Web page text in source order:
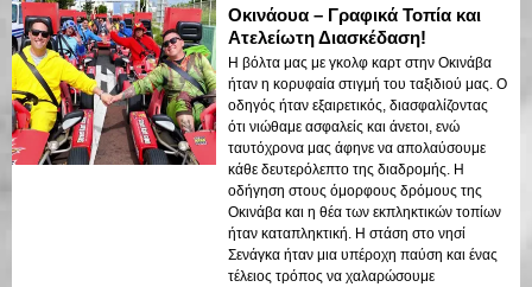
Οκινάουα – Γραφικά Τοπία και
Ατελείωτη Διασκέδαση!
Η βόλτα μας με γκολφ καρτ στην Οκινάβα
ήταν η κορυφαία στιγμή του ταξιδιού μας. Ο
οδηγός ήταν εξαιρετικός, διασφαλίζοντας
ότι νιώθαμε ασφαλείς και άνετοι, ενώ
ταυτόχρονα μας άφηνε να απολαύσουμε
κάθε δευτερόλεπτο της διαδρομής. Η
οδήγηση στους όμορφους δρόμους της
Οκινάβα και η θέα των εκπληκτικών τοπίων
ήταν καταπληκτική. Η στάση στο νησί
Σενάγκα ήταν μια υπέροχη παύση και ένας
τέλειος τρόπος να χαλαρώσουμε